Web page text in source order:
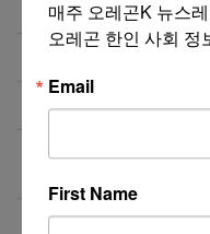
한국어 오리엔테이션
도매회사 드라이버 모십니다
직업을 바꾸는 것이 아니라,
Resin rose bjd 인형행사 2일
매주 오레곤K 뉴스
오레곤 한인 사회 정
Email
First Name